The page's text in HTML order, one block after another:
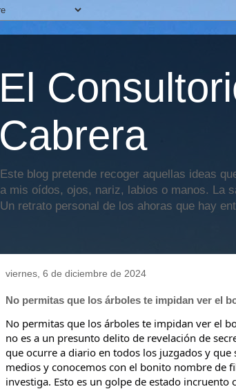
El
Cabrera
Este blog pretende recoger aquellas ideas
a mis oídos, ojos, nariz, labios o manos. La
Un retrato personal de los ahoras que hay
viernes, 6 de diciembre de 2024
No permitas que los árboles te impidan ver el
No permitas que los árboles te impidan ver el
no es a un presunto delito de revelación de
que ocurre a diario en todos los juzgados y
medios y conocemos con el bonito nombre de
investiga. Esto es un golpe de estado incruento